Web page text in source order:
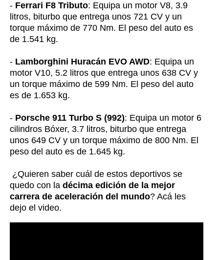
- Ferrari F8 Tributo: Equipa un motor V8, 3.9
litros, biturbo que entrega unos 721 CV y un
torque máximo de 770 Nm. El peso del auto es
de 1.541 kg.
- Lamborghini Huracán EVO AWD: Equipa un
motor V10, 5.2 litros que entrega unos 638 CV y
un torque máximo de 599 Nm. El peso del auto
es de 1.653 kg.
- Porsche 911 Turbo S (992): Equipa un motor 6
cilindros Bóxer, 3.7 litros, biturbo que entrega
unos 649 CV y un torque máximo de 800 Nm. El
peso del auto es de 1.645 kg.
¿Quieren saber cuál de estos deportivos se
quedo con la décima edición de la mejor
carrera de aceleración del mundo? Acá les
dejo el video.